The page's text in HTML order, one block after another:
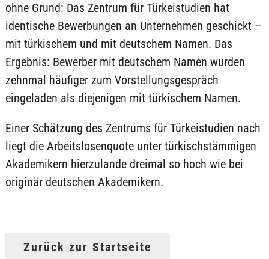
ohne Grund: Das Zentrum für Türkeistudien hat
identische Bewerbungen an Unternehmen geschickt –
mit türkischem und mit deutschem Namen. Das
Ergebnis: Bewerber mit deutschem Namen wurden
zehnmal häufiger zum Vorstellungsgespräch
eingeladen als diejenigen mit türkischem Namen.
Einer Schätzung des Zentrums für Türkeistudien nach
liegt die Arbeitslosenquote unter türkischstämmigen
Akademikern hierzulande dreimal so hoch wie bei
originär deutschen Akademikern.
Zurück zur Startseite